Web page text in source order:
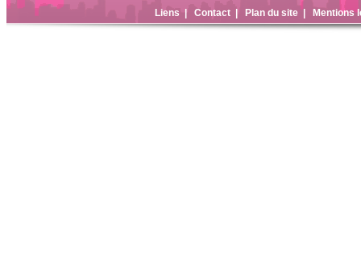
Liens Contact| Plan du site| Mentions